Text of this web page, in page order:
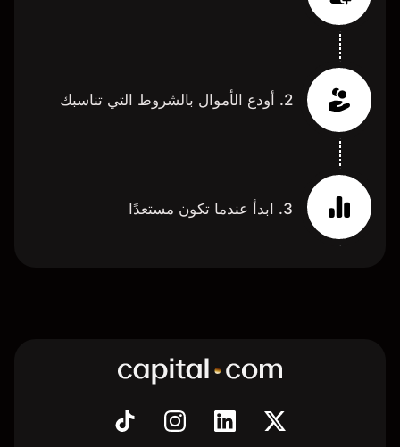
2. أودع الأموال بالشروط التي تناسبك
3. ابدأ عندما تكون مستعدًا